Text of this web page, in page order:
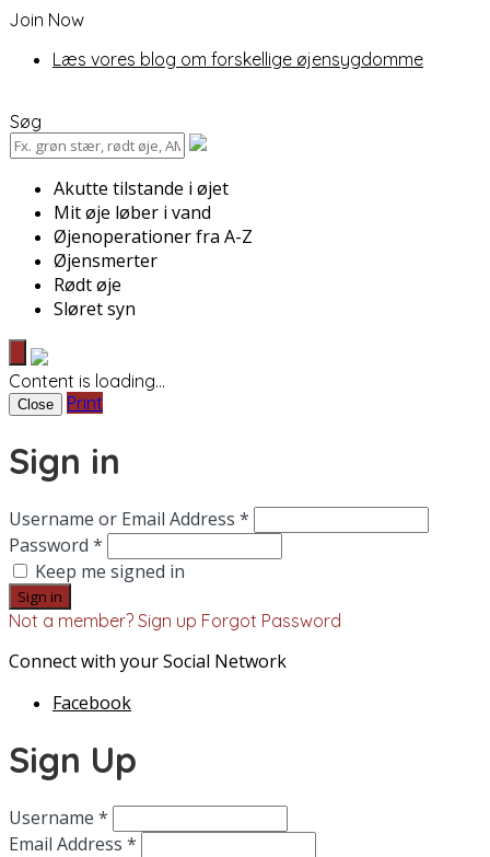
Join Now
Læs vores blog om forskellige øjensygdomme
Søg
Akutte tilstande i øjet
Mit øje løber i vand
Øjenoperationer fra A-Z
Øjensmerter
Rødt øje
Sløret syn
Content is loading...
Close Print
Sign in
Username or Email Address *
Password *
Keep me signed in
Not a member? Sign up Forgot Password
Connect with your Social Network
Facebook
Sign Up
Username *
Email Address *